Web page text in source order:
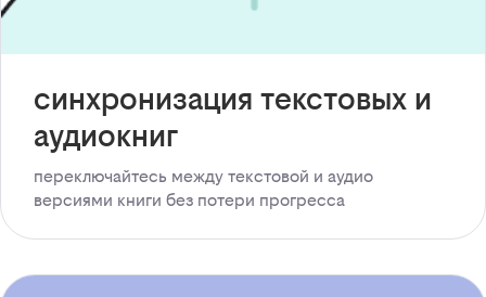
синхронизация текстовых и
аудиокниг
переключайтесь между текстовой и аудио
версиями книги без потери прогресса